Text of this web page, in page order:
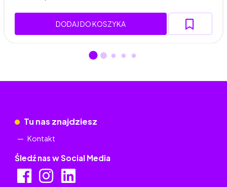
DODAJ DO KOSZYKA
Tu nas znajdziesz
Kontakt
Śledź nas w Social Media